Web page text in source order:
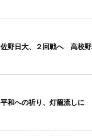
佐野日大、２回戦へ 高校
平和への祈り、灯籠流しに